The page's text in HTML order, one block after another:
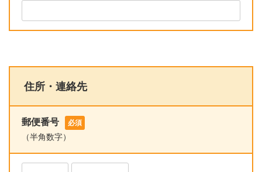
住所・連絡先
郵便番号 必須
（半角数字）